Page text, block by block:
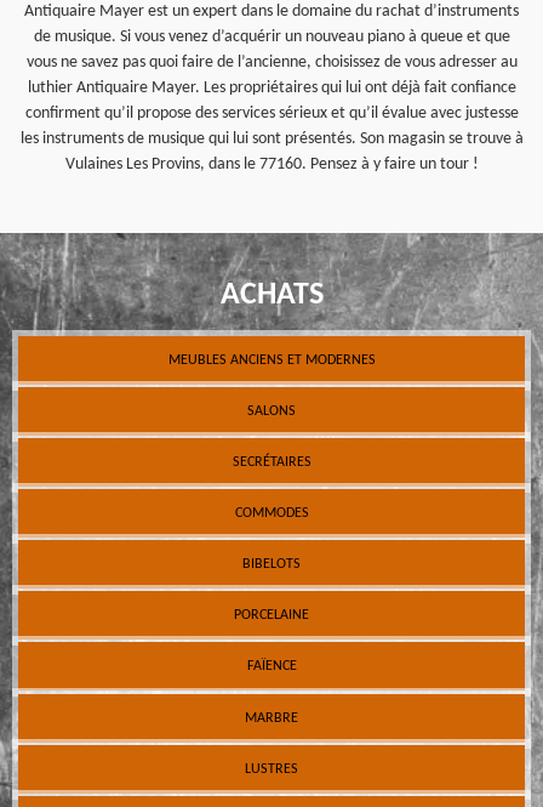
Antiquaire Mayer est un expert dans le domaine du rachat d’instruments
de musique. Si vous venez d’acquérir un nouveau piano à queue et que
vous ne savez pas quoi faire de l’ancienne, choisissez de vous adresser au
luthier Antiquaire Mayer. Les propriétaires qui lui ont déjà fait confiance
confirment qu’il propose des services sérieux et qu’il évalue avec justesse
les instruments de musique qui lui sont présentés. Son magasin se trouve à
Vulaines Les Provins, dans le 77160. Pensez à y faire un tour !
ACHATS
MEUBLES ANCIENS ET MODERNES
SALONS
SECRÉTAIRES
COMMODES
BIBELOTS
PORCELAINE
FAÏENCE
MARBRE
LUSTRES